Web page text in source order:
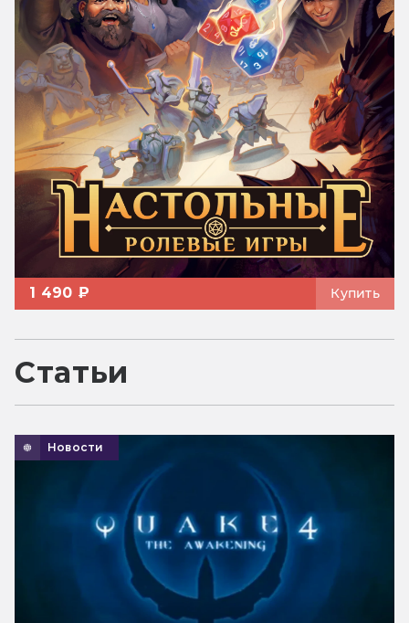
1 490 ₽ Купить
Статьи
Новости